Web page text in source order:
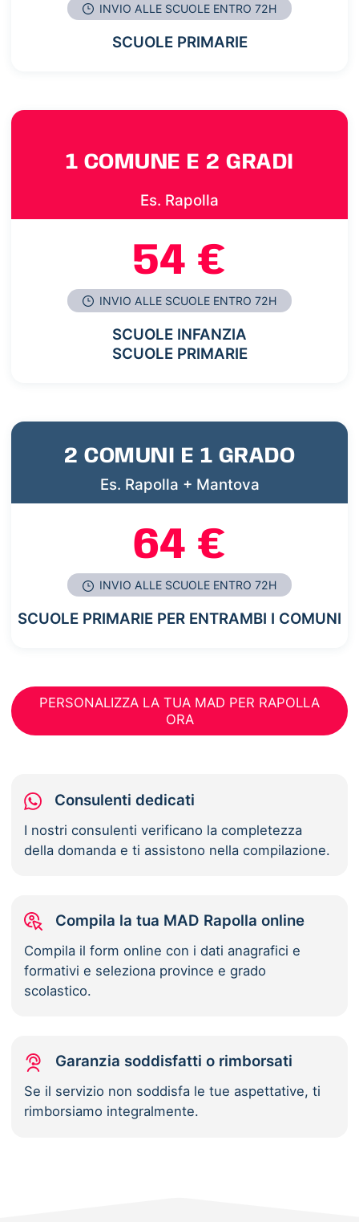
INVIO ALLE SCUOLE ENTRO 72H
SCUOLE PRIMARIE
1 COMUNE E 2 GRADI
Es. Rapolla
54 €
INVIO ALLE SCUOLE ENTRO 72H
SCUOLE INFANZIA
SCUOLE PRIMARIE
2 COMUNI E 1 GRADO
Es. Rapolla + Mantova
64 €
INVIO ALLE SCUOLE ENTRO 72H
SCUOLE PRIMARIE PER ENTRAMBI I COMUNI
PERSONALIZZA LA TUA MAD PER RAPOLLA
ORA
Consulenti dedicati
I nostri consulenti verificano la completezza
della domanda e ti assistono nella compilazione.
Compila la tua MAD Rapolla online
Compila il form online con i dati anagrafici e
formativi e seleziona province e grado
scolastico.
Garanzia soddisfatti o rimborsati
Se il servizio non soddisfa le tue aspettative, ti
rimborsiamo integralmente.